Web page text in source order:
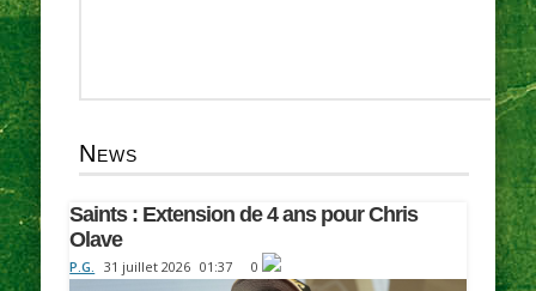
News
Saints : Extension de 4 ans pour Chris
Olave
P.G. 31 juillet 2026 01:37 0